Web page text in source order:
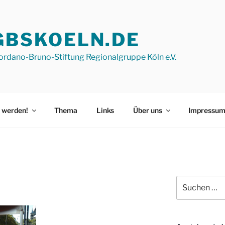
Bruno-Stiftung Regionalgruppe Köln e.V.
Thema Links Über uns Impressum
nach: